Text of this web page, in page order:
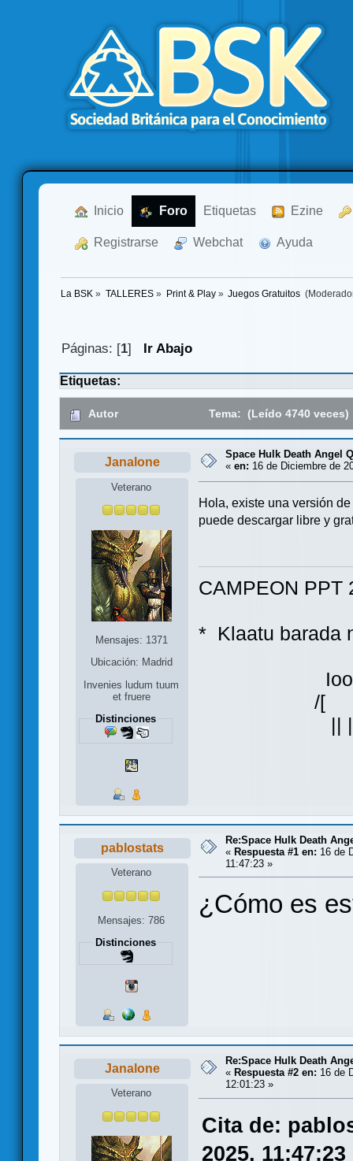
Inicio Foro Etiquetas Ezine
Registrarse Webchat Ayuda
La BSK » TALLERES» Print & Play» Juegos Gratuitos
Páginas: [1] Ir Abajo
Etiquetas:
Autor Tema: (Leído 4740 veces)
Janalone
Veterano
Mensajes: 1371
Ubicación: Madrid
Invenies ludum tuum
et fruere
Distinciones
Space Hulk Death Angel
« en: 16 de Diciembre de
Hola, existe una versión
puede descargar libre y
CAMPEON PPT
* Klaatu
/[ ]\
||
pablostats
Veterano
Mensajes: 786
Distinciones
Re:Space Hulk Death
« Respuesta #1 en: 16 de
11:47:23 »
¿Cómo es
Janalone
Veterano
Re:Space Hulk Death
« Respuesta #2 en: 16 de
12:01:23 »
Cita de:
2025, 11:47:23